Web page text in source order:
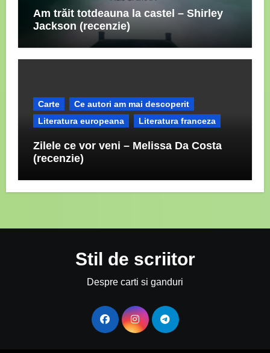
Am trăit totdeauna la castel – Shirley
Jackson (recenzie)
Carte
Ce autori am mai descoperit
Literatura europeana
Literatura franceza
Zilele ce vor veni – Melissa Da Costa
(recenzie)
Stil de scriitor
Despre carti si ganduri